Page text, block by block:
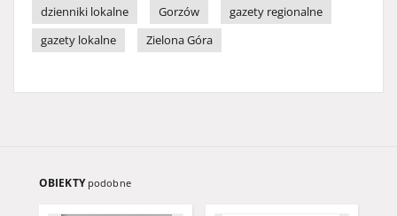
dzienniki lokalne
Gorzów
gazety regionalne
gazety lokalne
Zielona Góra
OBIEKTY podobne